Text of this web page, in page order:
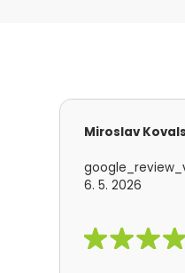
Miroslav
6. 5. 2026